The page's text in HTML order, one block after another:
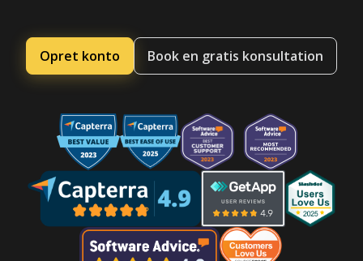
Opret konto Book en gratis konsultation